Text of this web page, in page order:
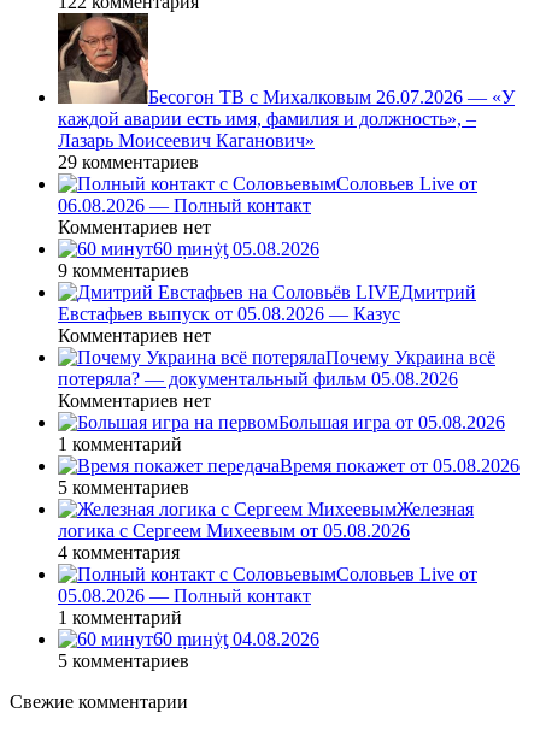
Бесогон ТВ с Михалковым 26.07.2026 — «У
каждой аварии есть имя, фамилия и должность», –
Лазарь Моисеевич Каганович»
29 комментариев
Соловьев Live от
06.08.2026 — Полный контакт
Комментариев нет
60 ṃинẏƫ 05.08.2026
9 комментариев
Дмитрий
Евстафьев выпуск от 05.08.2026 — Казус
Комментариев нет
Почему Украина всё
потеряла? — документальный фильм 05.08.2026
Комментариев нет
Большая игра от 05.08.2026
1 комментарий
Время покажет от 05.08.2026
5 комментариев
Железная
логика с Сергеем Михеевым от 05.08.2026
4 комментария
Соловьев Live от
05.08.2026 — Полный контакт
1 комментарий
60 ṃинẏƫ 04.08.2026
5 комментариев
Свежие комментарии